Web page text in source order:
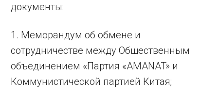
документы:
1. Меморандум об обмене и
сотрудничестве между Общественным
объединением «Партия «AMANAT» и
Коммунистической партией Китая;